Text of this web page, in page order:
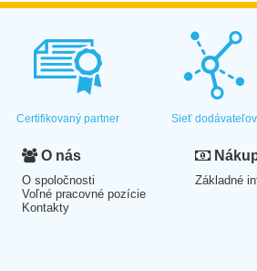
Certifikovaný partner Sieť dodávateľov
O nás
O spoločnosti
Voľné pracovné pozície
Kontakty
Základné